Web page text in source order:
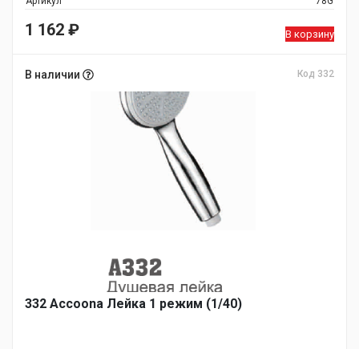
1 162 ₽ В корзину
В наличии Код 332
332 Accoona Лейка 1 режим (1/40)